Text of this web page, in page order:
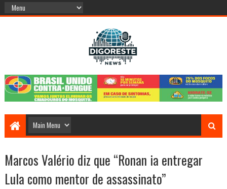
Marcos Valério diz que “Ronan ia entregar
Lula como mentor de assassinato”